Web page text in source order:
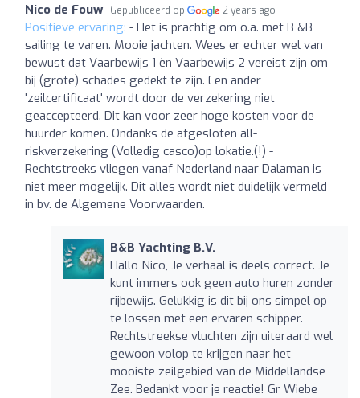
Nico de Fouw Gepubliceerd op 2 years ago
Positieve ervaring: - Het is prachtig om o.a. met B &B
sailing te varen. Mooie jachten. Wees er echter wel van
bewust dat Vaarbewijs 1 èn Vaarbewijs 2 vereist zijn om
bij (grote) schades gedekt te zijn. Een ander
'zeilcertificaat' wordt door de verzekering niet
geaccepteerd. Dit kan voor zeer hoge kosten voor de
huurder komen. Ondanks de afgesloten all-
riskverzekering (Volledig casco)op lokatie.(!) -
Rechtstreeks vliegen vanaf Nederland naar Dalaman is
niet meer mogelijk. Dit alles wordt niet duidelijk vermeld
in bv. de Algemene Voorwaarden.
B&B Yachting B.V.
Hallo Nico, Je verhaal is deels correct. Je
kunt immers ook geen auto huren zonder
rijbewijs. Gelukkig is dit bij ons simpel op
te lossen met een ervaren schipper.
Rechtstreekse vluchten zijn uiteraard wel
gewoon volop te krijgen naar het
mooiste zeilgebied van de Middellandse
Zee. Bedankt voor je reactie! Gr Wiebe